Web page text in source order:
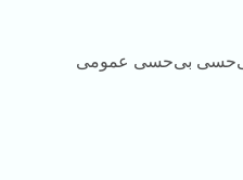
بی‌حسی عمومی